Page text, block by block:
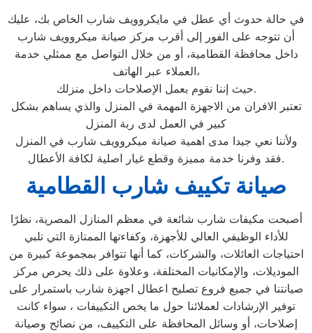
في حالة حدوث أي عطل في مايكروويف شارب الخاص بك، عليك
أن تتوجه على الفور إلى أقرب مركز صيانة ميكروويف شارب
داخل محافظة القطامية، أو من خلال التواصل مع ممثلي خدمة
العملاء عبر الهاتف،
حيث إننا نقوم بعمل الإصلاحات داخل منزلك.
تعتبر الافران من الاجهزة المهمة في المنزل والذي يساهم بشكل
كبير في العمل لدى ربة المنزل
ولأننا نعي جيدا مدى اهمية صيانة ميكروويف شارب في المنزل
فقد وفرنا خدمة مميزة وقطع غيار اصلية لكافة الأعطال.
صيانة تكييف شارب القطامية
أصبحت مكيفات شارب شائعة في معظم المنازل المصرية، نظرًا
للأداء الوظيفي العالي للأجهزة، وكفاءتها الممتازة التي تلبي
احتياجات العائلات، والشركات، كما أنها تتوافر بمجموعة كبيرة من
الموديلات، والإمكانيات المختلفة، وعلاوة على ذلك يحرص مركز
صيانتنا في جميع فروع تصليح اعطال اجهزة شارب باستمرار على
توفير الإرشادات لعملائنا حول ما يخص التكييفات ، سواء كانت
إصلاحات، أو وسائل المحافظة على التكييف، من نصائح وصيانة